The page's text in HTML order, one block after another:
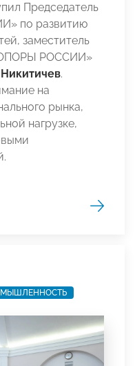
Председатель
по развитию
заместитель
РОССИИ»
.
на
рынка,
нагрузке,